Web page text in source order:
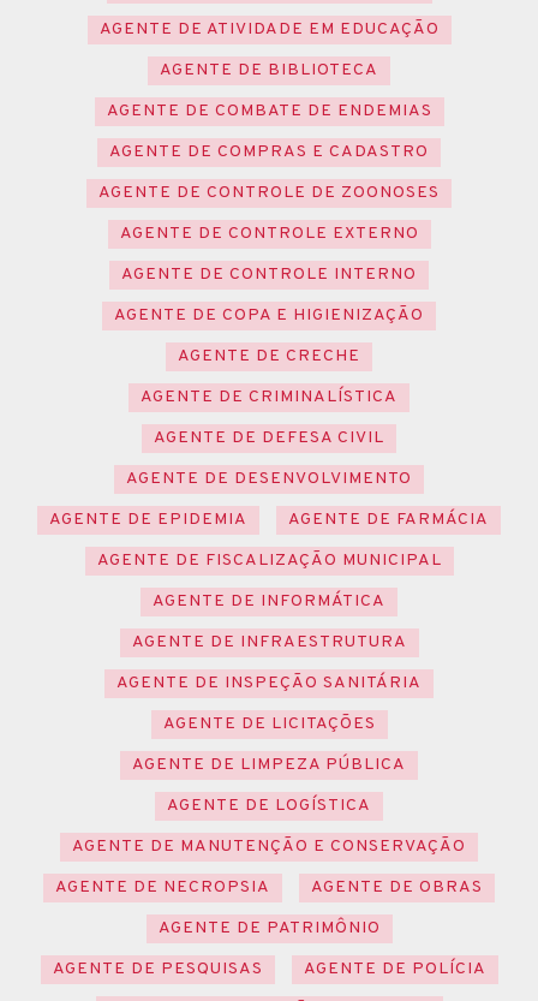
AGENTE DE ATIVIDADE EM EDUCAÇÃO
AGENTE DE BIBLIOTECA
AGENTE DE COMBATE DE ENDEMIAS
AGENTE DE COMPRAS E CADASTRO
AGENTE DE CONTROLE DE ZOONOSES
AGENTE DE CONTROLE EXTERNO
AGENTE DE CONTROLE INTERNO
AGENTE DE COPA E HIGIENIZAÇÃO
AGENTE DE CRECHE
AGENTE DE CRIMINALÍSTICA
AGENTE DE DEFESA CIVIL
AGENTE DE DESENVOLVIMENTO
AGENTE DE EPIDEMIA
AGENTE DE FARMÁCIA
AGENTE DE FISCALIZAÇÃO MUNICIPAL
AGENTE DE INFORMÁTICA
AGENTE DE INFRAESTRUTURA
AGENTE DE INSPEÇÃO SANITÁRIA
AGENTE DE LICITAÇÕES
AGENTE DE LIMPEZA PÚBLICA
AGENTE DE LOGÍSTICA
AGENTE DE MANUTENÇÃO E CONSERVAÇÃO
AGENTE DE NECROPSIA
AGENTE DE OBRAS
AGENTE DE PATRIMÔNIO
AGENTE DE PESQUISAS
AGENTE DE POLÍCIA